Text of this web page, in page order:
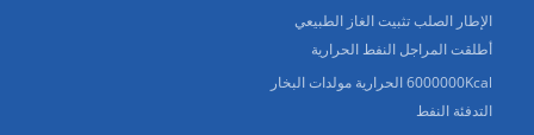
الإطار الصلب تثبيت الغاز الطبيعي
أطلقت المراجل النفط الحرارية
6000000Kcal الحرارية مولدات البخار
التدفئة النفط